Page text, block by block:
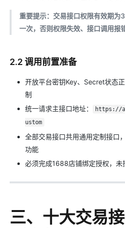
重要提示：交易接口权限有效期为
一次，否则权限失效、接口调用报
2.2 调用前置准备
开放平台密钥Key、Secret状态
制
统一请求主接口地址：
https://
ustom
全部交易接口共用通用定制接口
功能
必须完成1688店铺绑定授权，未
三、十大交易